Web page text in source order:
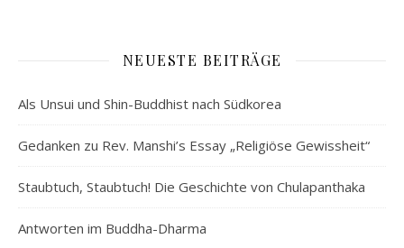
NEUESTE BEITRÄGE
Als Unsui und Shin-Buddhist nach Südkorea
Gedanken zu Rev. Manshi’s Essay „Religiöse Gewissheit“
Staubtuch, Staubtuch! Die Geschichte von Chulapanthaka
Antworten im Buddha-Dharma